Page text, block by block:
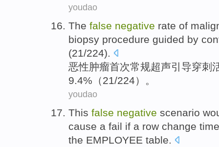
youdao
The false negative rate of
biopsy procedure guided by
(21/224).
恶性肿瘤首次常规超声引导穿刺
9.4%（21/224）。
youdao
This false negative scenario
cause a fail if a row change
the EMPLOYEE table.